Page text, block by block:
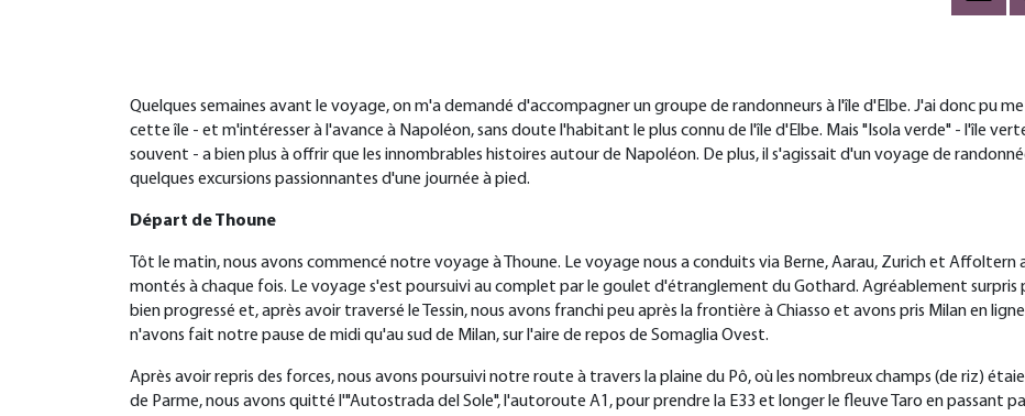
Quelques semaines avant le voyage, on m'a demandé d'accompagner un groupe de randonneurs à l'île d'Elbe. J'ai donc pu
cette île - et m'intéresser à l'avance à Napoléon, sans doute l'habitant le plus connu de l'île d'Elbe. Mais "Isola verde" - l'île
souvent - a bien plus à offrir que les innombrables histoires autour de Napoléon. De plus, il s'agissait d'un voyage de
quelques excursions passionnantes d'une journée à pied.
Départ deThoune
Tôt le matin, nous avons commencé notre voyage à Thoune. Le voyage nous a conduits via Berne, Aarau, Zurich et Affoltern
montés à chaque fois. Le voyage s'est poursuivi au complet par le goulet d'étranglement du Gothard. Agréablement surpris
bien progressé et, après avoir traversé le Tessin, nous avons franchi peu après la frontière à Chiasso et avons pris Milan en
n'avons fait notre pause de midi qu'au sud de Milan, sur l'aire de repos de Somaglia Ovest.
Après avoir repris des forces, nous avons poursuivi notre route à travers la plaine du Pô, où les nombreux champs (de riz)
de Parme, nous avons quitté l'"Autostrada del Sole", l'autoroute A1, pour prendre la E33 et longer le fleuve Taro en passant